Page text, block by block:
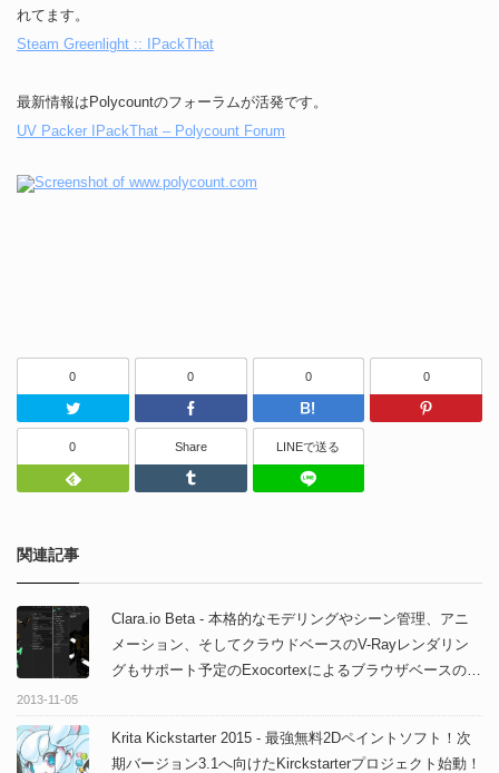
れてます。
Steam Greenlight :: IPackThat
最新情報はPolycountのフォーラムが活発です。
UV Packer IPackThat – Polycount Forum
0
Twitter
0
Facebook
0
はてなブッ
0
0
Feedly
Share
Tumblr
LINEで送る
関連記事
Clara.io Beta - 本格的なモデリングやシーン管理、アニ
メーション、そしてクラウドベースのV-Rayレンダリン
グもサポート予定のExocortexによるブラウザベースの
2013-11-05
Krita Kickstarter 2015 - 最強無料2Dペイントソフト！次
期バージョン3.1へ向けたKirckstarterプロジェクト始動！